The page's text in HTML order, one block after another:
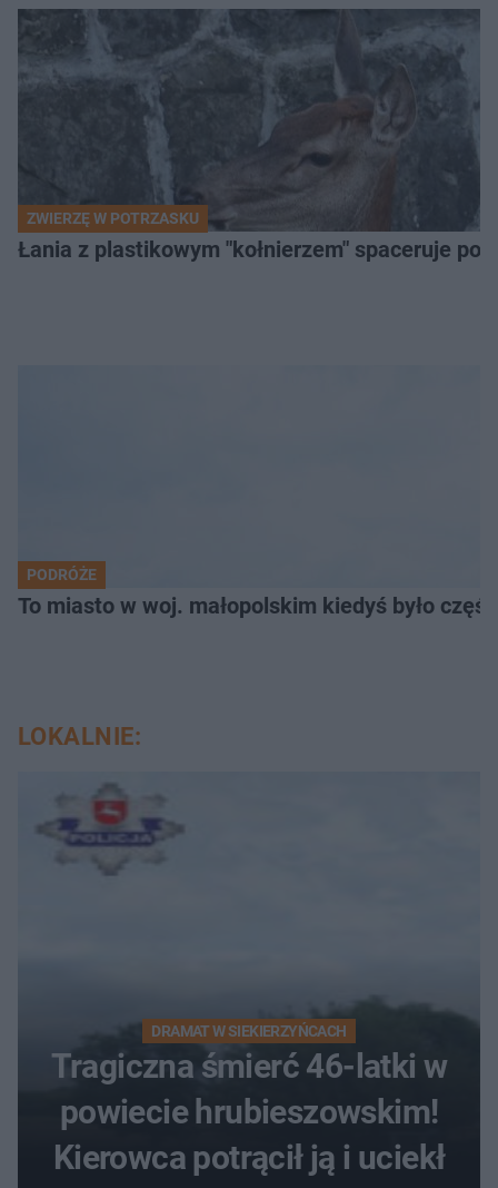
ZWIERZĘ W POTRZASKU
Łania z plastikowym "kołnierzem" spaceruje po
PODRÓŻE
To miasto w woj. małopolskim kiedyś było
LOKALNIE:
DRAMAT W SIEKIERZYŃCACH
Tragiczna śmierć 46-latki w
powiecie hrubieszowskim!
Kierowca potrącił ją i uciekł